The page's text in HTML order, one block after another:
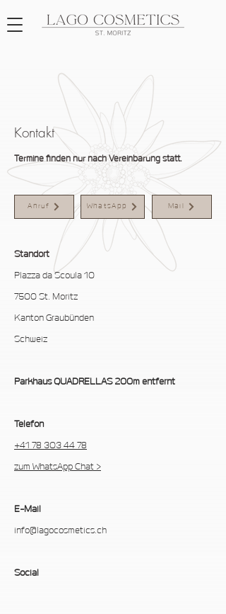
Kontakt
Termine finden nur nach Vereinbarung statt.
Anruf WhatsApp Mail
Standort
Plazza da Scoula 10
7500 St. Moritz
Kanton Graubünden
Schweiz
Parkhaus QUADRELLAS 200m entfernt
Telefon
+41 78 303 44 78
zum WhatsApp Chat >
E-Mail
info@lagocosmetics.ch
Social